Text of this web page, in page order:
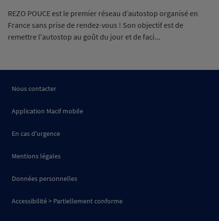
REZO POUCE est le premier réseau d’autostop organisé en
France sans prise de rendez-vous ! Son objectif est de
remettre l'autostop au goût du jour et de faci...
Nous contacter
Application Macif mobile
En cas d'urgence
Mentions légales
Données personnelles
Accessibilité > Partiellement conforme